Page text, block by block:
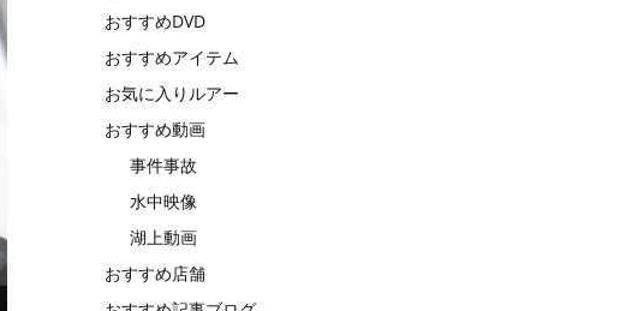
おすすめDVD
おすすめアイテム
お気に入りルアー
おすすめ動画
事件事故
水中映像
湖上動画
おすすめ店舗